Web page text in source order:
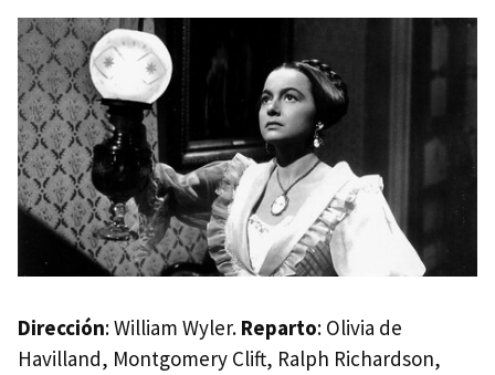
Dirección: William Wyler. Reparto: Olivia de
Havilland, Montgomery Clift, Ralph Richardson,